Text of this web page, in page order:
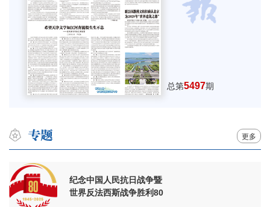
总第5497期
更多
纪念中国人民抗日战争暨
世界反法西斯战争胜利80